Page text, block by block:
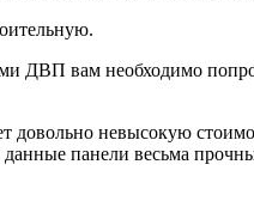
ДВП вам необходимо
невысокую
панели весьма